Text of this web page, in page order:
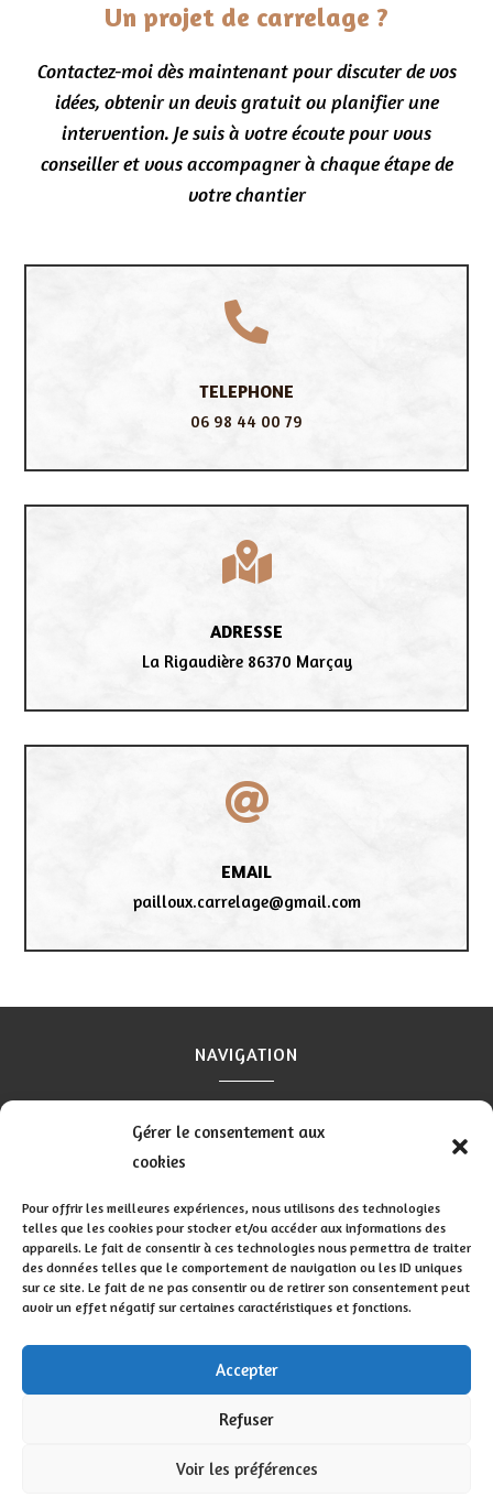
Gérer le consentement aux
cookies
Pour offrir les meilleures expériences, nous utilisons des technologies
telles que les cookies pour stocker et/ou accéder aux informations des
appareils. Le fait de consentir à ces technologies nous permettra de traiter
des données telles que le comportement de navigation ou les ID uniques
sur ce site. Le fait de ne pas consentir ou de retirer son consentement peut
avoir un effet négatif sur certaines caractéristiques et fonctions.
Accepter
Refuser
Voir les préférences
Un projet de carrelage ?
Contactez-moi dès maintenant pour discuter de vos
idées, obtenir un devis gratuit ou planifier une
intervention. Je suis à votre écoute pour vous
conseiller et vous accompagner à chaque étape de
votre chantier

TELEPHONE
06 98 44 00 79

ADRESSE
La Rigaudière 86370 Marçay

EMAIL
pailloux.carrelage@gmail.com
NAVIGATION
Contact
RÉALISATION
© SARL ANTHONY PAILLOUX CARRELAGE - 2026 -